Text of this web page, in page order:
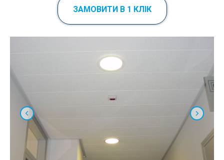
ЗАМОВИТИ В 1 КЛІК